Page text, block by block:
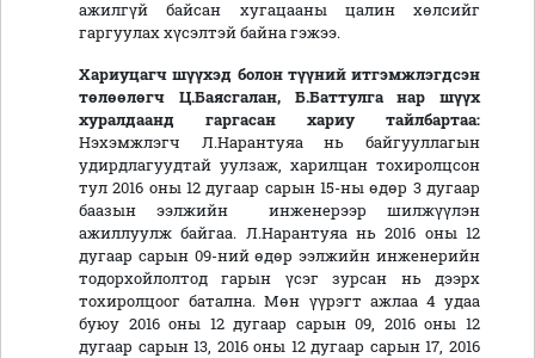
ажилгүй байсан хугацааны цалин хөлсийг
гаргуулах хүсэлтэй байна гэжээ.
Хариуцагч шүүхэд болон түүний итгэмжлэгдсэн
төлөөлөгч Ц.Баясгалан, Б.Баттулганар шүүх
хуралдаанд гаргасан хариу тайлбартаа:
Нэхэмжлэгч Л.Нарантуяа нь байгууллагын
удирдлагуудтай уулзаж, харилцан тохиролцсон
тул 2016 оны 12 дугаар сарын 15-ны өдөр 3 дугаар
баазын ээлжийн инженерээр шилжүүлэн
ажиллуулж байгаа. Л.Нарантуяа нь 2016 оны 12
дугаар сарын 09-ний өдөр ээлжийн инженерийн
тодорхойлолтод гарын үсэг зурсан нь дээрх
тохиролцоог батална. Мөн үүрэгт ажлаа 4 удаа
буюу 2016 оны 12 дугаар сарын 09, 2016 оны 12
дугаар сарын 13, 2016 оны 12 дугаар сарын 17, 2016